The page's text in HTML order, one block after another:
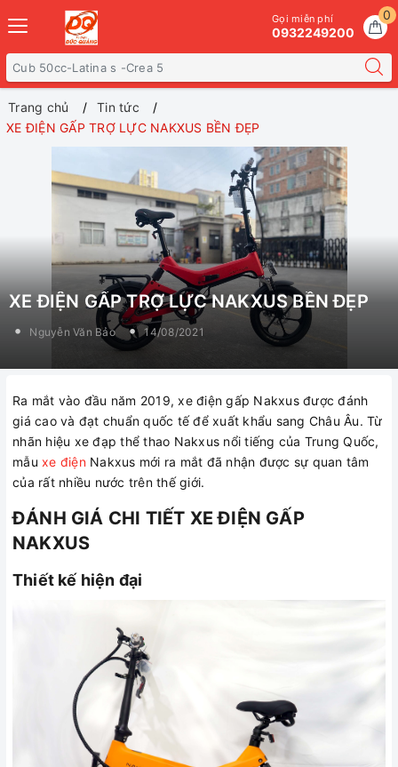
0
Gọi miễn phí
0932249200
Trang chủ
Tin tức
XE ĐIỆN GẤP TRỢ LỰC NAKXUS BỀN ĐẸP
XE ĐIỆN GẤP TRỢ LỰC NAKXUS BỀN ĐẸP
Nguyễn Văn Bảo 14/08/2021
Ra mắt vào đầu năm 2019, xe điện gấp Nakxus được đánh
giá cao và đạt chuẩn quốc tế để xuất khẩu sang Châu Âu. Từ
nhãn hiệu xe đạp thể thao Nakxus nổi tiếng của Trung Quốc,
mẫu xe điệnNakxus mới ra mắt đã nhận được sự quan tâm
của rất nhiều nước trên thế giới.
ĐÁNH GIÁ CHI TIẾT XE ĐIỆN GẤP
NAKXUS
Thiết kế hiện đại